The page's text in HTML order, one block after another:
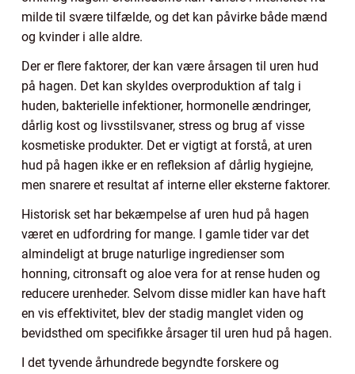
milde til svære tilfælde, og det kan påvirke både mænd
og kvinder i alle aldre.
Der er flere faktorer, der kan være årsagen til uren hud
på hagen. Det kan skyldes overproduktion af talg i
huden, bakterielle infektioner, hormonelle ændringer,
dårlig kost og livsstilsvaner, stress og brug af visse
kosmetiske produkter. Det er vigtigt at forstå, at uren
hud på hagen ikke er en refleksion af dårlig hygiejne,
men snarere et resultat af interne eller eksterne faktorer.
Historisk set har bekæmpelse af uren hud på hagen
været en udfordring for mange. I gamle tider var det
almindeligt at bruge naturlige ingredienser som
honning, citronsaft og aloe vera for at rense huden og
reducere urenheder. Selvom disse midler kan have haft
en vis effektivitet, blev der stadig manglet viden og
bevidsthed om specifikke årsager til uren hud på hagen.
I det tyvende århundrede begyndte forskere og